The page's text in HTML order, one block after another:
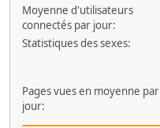
Moyenne d'utilisateurs
connectés par jour:
Statistiques des sexes:
Pages vues en moyenne par
jour: